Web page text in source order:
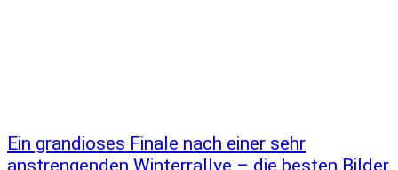
Ein grandioses Finale nach einer sehr